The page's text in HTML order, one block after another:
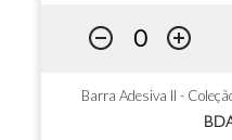
Barra Adesiva II -